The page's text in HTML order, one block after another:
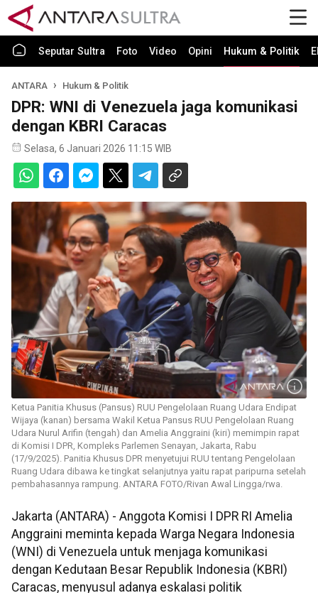
Seputar Sultra Foto Video Opini Hukum & Politik
ANTARA Hukum & Politik
DPR: WNI di Venezuela jaga komunikasi
dengan KBRI Caracas
Selasa, 6 Januari 2026 11:15 WIB
Ketua Panitia Khusus (Pansus) RUU Pengelolaan Ruang Udara Endipat
Wijaya (kanan) bersama Wakil Ketua Pansus RUU Pengelolaan Ruang
Udara Nurul Arifin (tengah) dan Amelia Anggraini (kiri) memimpin rapat
di Komisi I DPR, Kompleks Parlemen Senayan, Jakarta, Rabu
(17/9/2025). Panitia Khusus DPR menyetujui RUU tentang Pengelolaan
Ruang Udara dibawa ke tingkat selanjutnya yaitu rapat paripurna setelah
pembahasannya rampung. ANTARA FOTO/Rivan Awal Lingga/rwa.
Jakarta (ANTARA) - Anggota Komisi I DPR RI Amelia
Anggraini meminta kepada Warga Negara Indonesia
(WNI) di Venezuela untuk menjaga komunikasi
dengan Kedutaan Besar Republik Indonesia (KBRI)
Caracas, menyusul adanya eskalasi politik